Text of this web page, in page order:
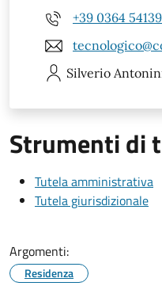
+39 0364
Silverio
Strumenti di
Tutela amministrativa
Tutela giurisdizionale
Argomenti:
Residenza